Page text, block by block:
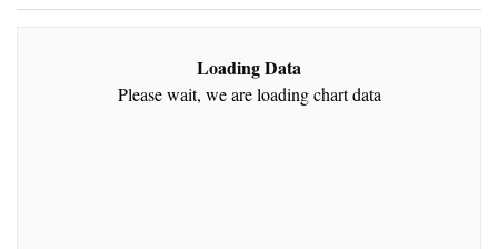
Loading Data
Please wait, we are loading chart data